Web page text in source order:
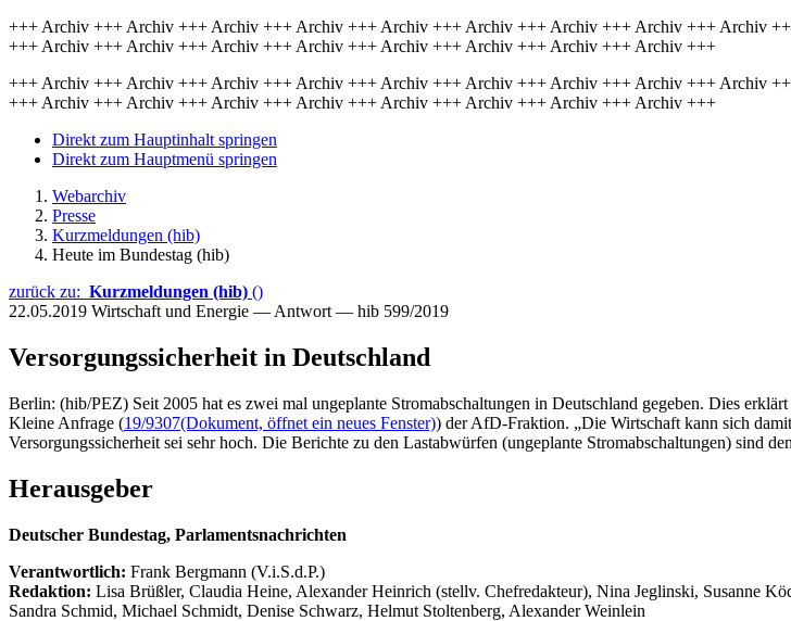
+++ Archiv +++ Archiv +++ Archiv +++ Archiv +++ Archiv +++ Archiv +++ Archiv +++ Archiv +++ Archiv
+++ Archiv +++ Archiv +++ Archiv +++ Archiv +++ Archiv +++ Archiv +++ Archiv +++ Archiv +++
+++ Archiv +++ Archiv +++ Archiv +++ Archiv +++ Archiv +++ Archiv +++ Archiv +++ Archiv +++ Archiv
+++ Archiv +++ Archiv +++ Archiv +++ Archiv +++ Archiv +++ Archiv +++ Archiv +++ Archiv +++
Direkt zum Hauptinhalt springen
Direkt zum Hauptmenü springen
Webarchiv
Presse
Kurzmeldungen (hib)
Heute im Bundestag (hib)
zurück zu: Kurzmeldungen (hib) ()
22.05.2019 Wirtschaft und Energie — Antwort — hib 599/2019
Versorgungssicherheit in Deutschland
Berlin: (hib/PEZ) Seit 2005 hat es zwei mal ungeplante Stromabschaltungen in Deutschland gegeben. Dies
Kleine Anfrage (19/9307(Dokument, öffnet ein neues Fenster)) der AfD-Fraktion. „Die Wirtschaft kann sich
Versorgungssicherheit sei sehr hoch. Die Berichte zu den Lastabwürfen (ungeplante Stromabschaltungen) sind
Herausgeber
Deutscher Bundestag, Parlamentsnachrichten
Verantwortlich: Frank Bergmann (V.i.S.d.P.)
Redaktion: Lisa Brüßler, Claudia Heine, Alexander Heinrich (stellv. Chefredakteur), Nina Jeglinski, Susanne
Sandra Schmid, Michael Schmidt, Denise Schwarz, Helmut Stoltenberg, Alexander Weinlein